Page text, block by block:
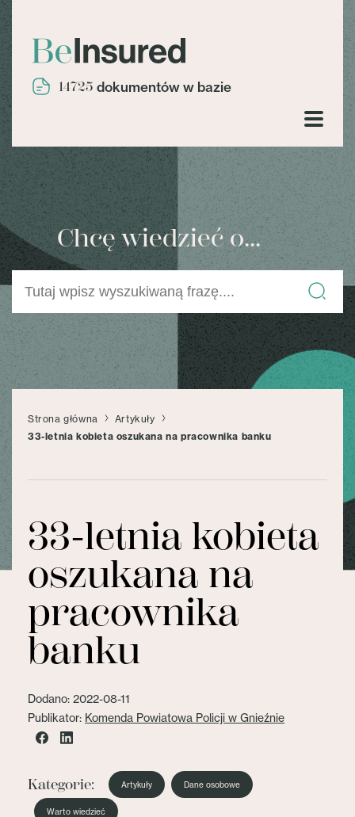
14725 dokumentów w bazie
Chcę wiedzieć o...
Strona główna
Artykuły
33-letnia kobieta oszukana na pracownika banku
33-letnia kobieta
oszukana na
pracownika
banku
Dodano: 2022-08-11
Publikator: Komenda Powiatowa Policji w Gnieźnie
Kategorie: Artykuły Dane osobowe
Warto wiedzieć